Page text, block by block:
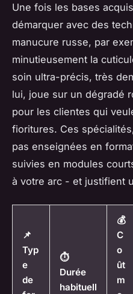
Une fois les bases
démarquer avec des
manucure russe, par
minutieusement la
soin ultra-précis, très
lui, joue sur un dégradé
pour les clientes qui
fioritures. Ces
pas enseignées en
suivies en modules
à votre arc - et justifient
📌
Typ
e
de
⏱️
Durée
habituell
💰
C
o
ût
m